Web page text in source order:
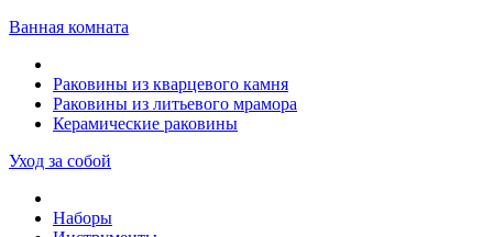
Ванная комната
Раковины из кварцевого камня
Раковины из литьевого мрамора
Керамические раковины
Уход за собой
Наборы